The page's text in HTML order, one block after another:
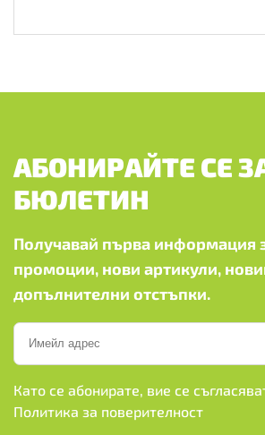
АБОНИРАЙТЕ СЕ
БЮЛЕТИН
Получавай първа информация
промоции, нови артикули,
допълнителни отстъпки.
Като се абонирате, вие се
Политика за поверителност